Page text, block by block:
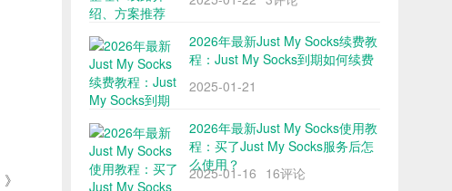
》
2026年最新Just My Socks续费教
程：Just My Socks到期如何续费
2025-01-21
2026年最新Just My Socks使用教
程：买了Just My Socks服务后怎
么使用？
2025-01-16 16评论